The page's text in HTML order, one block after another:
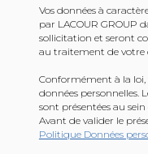
Vos données à
par LACOUR GROUP
sollicitation et seront
au traitement de votre
Conformément à la loi,
données personnelles.
sont présentées au
Avant de valider le
Politique Données